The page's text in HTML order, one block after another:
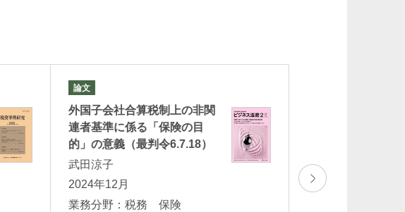
論文
外国子会社合算税制上の非関
連者基準に係る「保険の目
的」の意義（最判令6.7.18）
武田涼子
2024年12月
業務分野：税務 保険
除（東京地裁令和
４日判決・東京高